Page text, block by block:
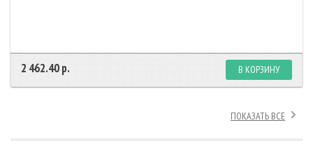
2 462.40 р. В КОРЗИНУ
ПОКАЗАТЬ ВСЕ